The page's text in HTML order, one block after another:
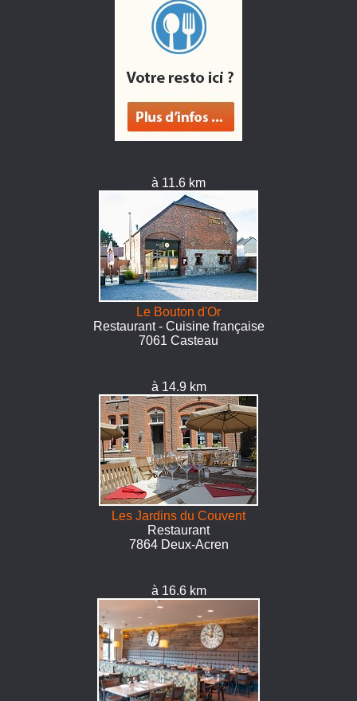
à 11.6 km
Le Bouton d'Or
Restaurant - Cuisine française
7061 Casteau
à 14.9 km
Les Jardins du Couvent
Restaurant
7864 Deux-Acren
à 16.6 km